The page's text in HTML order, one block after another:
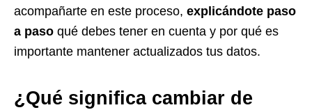
acompañarte en este proceso, explicándote paso
a paso qué debes tener en cuenta y por qué es
importante mantener actualizados tus datos.
¿Qué significa cambiar de